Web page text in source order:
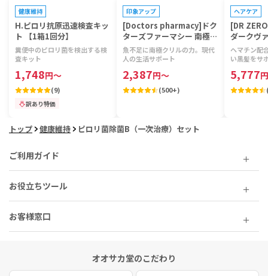
健康維持
H.ピロリ抗原迅速検査キッ
ト 【1箱1回分】
糞便中のピロリ菌を検出する検
査キット
1,748円～
(9)
訳あり特価
印象アップ
[Doctors pharmacy]ドク
ターズファーマシー 南極ク
リルビタミン 【1袋120
粒】
魚不足に南極クリルの力。現代
人の生活サポート
2,387円～
(500+)
ヘアケア
[DR
ダークヴ
グシャン
ント(男性
ヘマチン配
い黒髪をサ
5,777円
トップ 健康維持 ピロリ菌除菌B（一次治療）セット
ご利用ガイド
お役立ちツール
お客様窓口
オオサカ堂のこだわり